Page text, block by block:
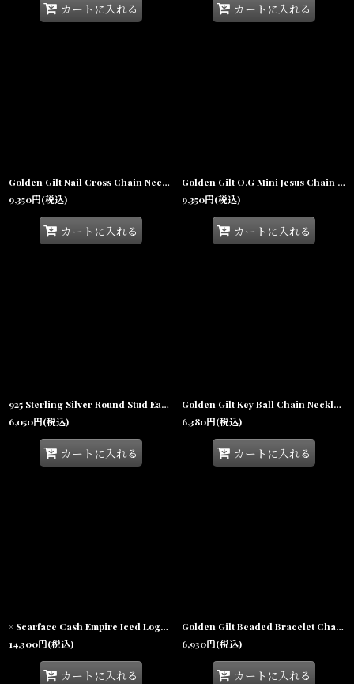
カートに入れる カートに入れる
Golden Gilt Nail Cross Chain Necklace クロス チェーン ネックレス
9,350円(税込)
カートに入れる
Golden Gilt O.G Mini Jesus Chain Necklace ミニ ジーザス チェーン ネックレス
9,350円(税込)
カートに入れる
925 Sterling Silver Round Stud Earrings Pearce ONYX Black シルバー ピアス オニキス ブラック ピアス
6,050円(税込)
カートに入れる
Golden Gilt Key Ball Chain Necklace キー ボール チェーン ネックレス
6,380円(税込)
カートに入れる
× Scarface Cash Empire Iced Logo Necklace Miami Cuban Chain スカーフェイス ロゴ ネックレス
14,300円(税込)
カートに入れる
Golden Gilt Beaded Bracelet Chain Gold ブレスレット ゴールド
6,930円(税込)
カートに入れる